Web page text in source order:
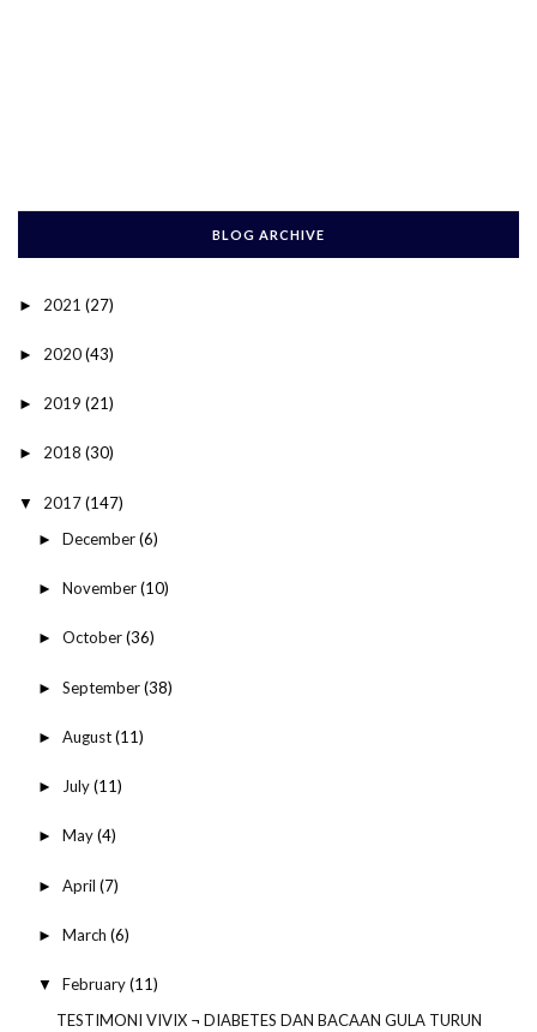
BLOG ARCHIVE
► 2021 (27)
► 2020(43)
► 2019 (21)
► 2018 (30)
▼ 2017(147)
► December(6)
► November(10)
► October(36)
► September(38)
► August(11)
► July(11)
► May(4)
► April (7)
► March (6)
▼ February(11)
TESTIMONI VIVIX ¬ DIABETES DAN BACAAN GULA TURUN